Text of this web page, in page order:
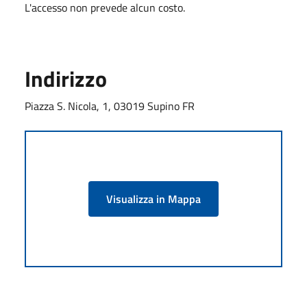
L'accesso non prevede alcun costo.
Indirizzo
Piazza S. Nicola, 1, 03019 Supino FR
Visualizza in Mappa